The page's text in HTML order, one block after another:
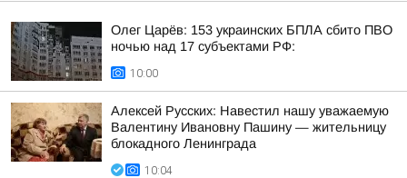
Олег Царёв: 153 украинских БПЛА сбито ПВО
ночью над 17 субъектами РФ:
10:00
Алексей Русских: Навестил нашу уважаемую
Валентину Ивановну Пашину — жительницу
блокадного Ленинграда
10:04